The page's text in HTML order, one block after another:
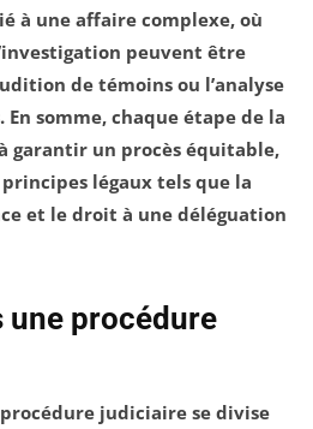
à une affaire complexe, où
peuvent être
de témoins ou l’analyse
somme, chaque étape de la
garantir un procès équitable,
légaux tels que la
et le droit à une déléguation
une procédure
judiciaire se divise